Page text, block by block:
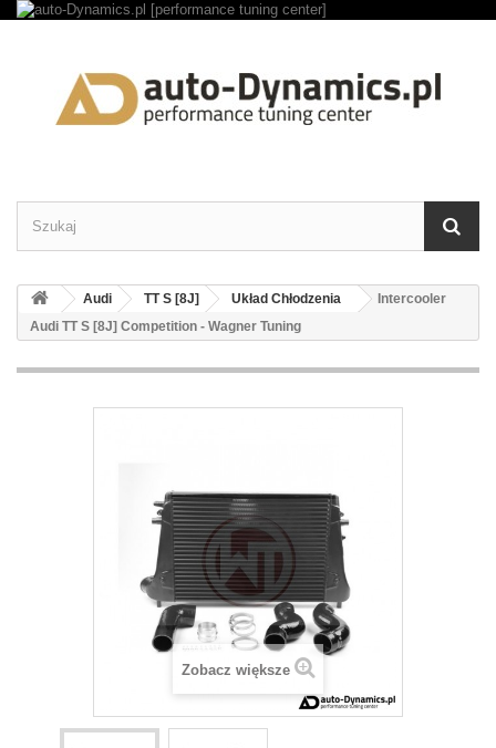
Audi TT S [8J] Układ Chłodzenia
Intercooler
Audi TT S [8J] Competition - Wagner Tuning
Zobacz większe